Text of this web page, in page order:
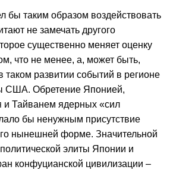
бы таким образом воздействовать
не замечать другого
существенно меняет оценку
что не менее, а, может быть,
таком развитии событий в регионе
США. Обретение Японией,
и Тайванем ядерных «сил
бы ненужным присутствие
нынешней форме. Значительной
элиты Японии и
конфуцианской цивилизации –